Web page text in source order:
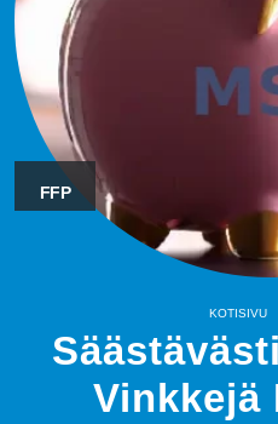
FFP
KOTISIVU
Vinkkejä